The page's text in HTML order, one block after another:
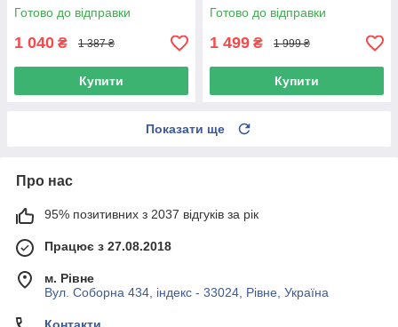
Готово до відправки
1 040 ₴ 1 387 ₴
Купити
Готово до відправки
1 499 ₴ 1 999 ₴
Купити
Показати ще
Про нас
95% позитивних з 2037 відгуків за рік
Працює з 27.08.2018
м. Рівне
Вул. Соборна 434, індекс - 33024, Рівне, Україна